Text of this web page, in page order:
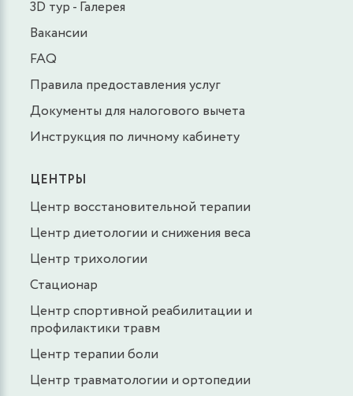
3D тур - Галерея
Вакансии
FAQ
Правила предоставления услуг
Документы для налогового вычета
Инструкция по личному кабинету
ЦЕНТРЫ
Центр восстановительной терапии
Центр диетологии и снижения веса
Центр трихологии
Стационар
Центр спортивной реабилитации и
профилактики травм
Центр терапии боли
Центр травматологии и ортопедии